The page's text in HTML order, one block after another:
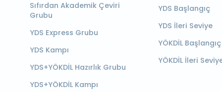
Sıfırdan Akademik Çeviri
Grubu
YDS Express Grubu
YDS Kampı
YDS+YÖKDİL Hazırlık Grubu
YDS+YÖKDİL Kampı
YDS Başlangıç
YDS İleri Seviye
YÖKDİL Başlangıç
YÖKDİL İleri